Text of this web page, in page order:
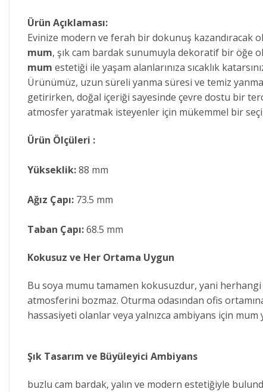
Ürün Açıklaması:
Evinize modern ve ferah bir dokunuş kazandıracak
mum, şık cam bardak sunumuyla dekoratif bir öğe
mum estetiği ile yaşam alanlarınıza sıcaklık
Ürünümüz, uzun süreli yanma süresi ve temiz
getirirken, doğal içeriği sayesinde çevre dostu bir
atmosfer yaratmak isteyenler için mükemmel bir
Ürün Ölçüleri :
Yükseklik:88 mm
Ağız Çapı: 73.5 mm
Taban Çapı:68.5 mm
Kokusuz ve Her Ortama Uygun
Bu soya mumu tamamen kokusuzdur, yani
atmosferini bozmaz. Oturma odasından ofis
hassasiyeti olanlar veya yalnızca ambiyans için
Şık Tasarım ve Büyüleyici Ambiyans
buzlu cam bardak, yalın ve modern estetiğiyle